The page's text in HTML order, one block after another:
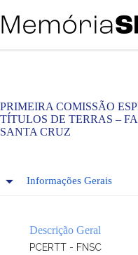
para
o
PRIMEIRA COMISSÃO
TÍTULOS DE TERRAS –
SANTA CRUZ
Informações Gerais
Descrição Geral
PCERTT - FNSC